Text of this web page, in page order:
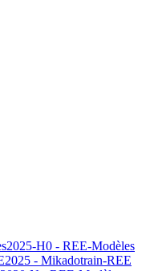
2025-H0 - REE-Modèles
2025 - Mikadotrain-REE